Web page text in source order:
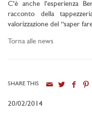
C'è anche l’esperienza
racconto della
valorizzazione del “saper
Torna alle news
SHARE THIS
20/02/2014